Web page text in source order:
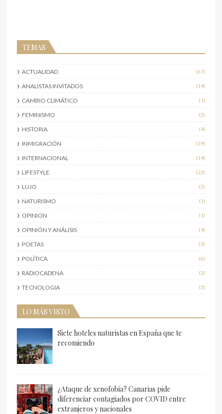
TEMAS
ACTUALIDAD (67)
ANALISTAS INVITADOS (14)
CAMBIO CLIMÁTICO (1)
FEMINISMO (3)
HISTORIA (4)
INMIGRACIÓN (39)
INTERNACIONAL (14)
LIFESTYLE (22)
LUJO (3)
NATURISMO (1)
OPINION (1)
OPINIÓN Y ANÁLISIS (4)
POETAS (3)
POLÍTICA (6)
RADIOCADENA (3)
TECNOLOGIA (3)
LO MÁS VISTO
Siete hoteles naturistas en España que te
recomiendo
¿Ataque de xenofobia? Canarias pide
diferenciar contagiados por COVID entre
extranjeros y nacionales